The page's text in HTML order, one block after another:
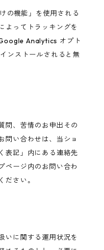
の機能」を使用される
よってトラッキングを
Analytics オプト
ンストールされると無
問、苦情のお申出その
問い合わせは、当ショ
表記」内にある連絡先
ページ内のお問い合わ
ださい。
いに関する運用状況を